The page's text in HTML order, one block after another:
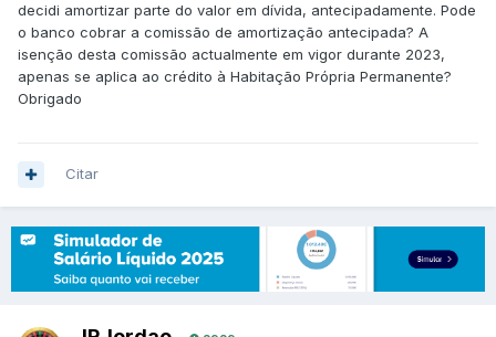
decidi amortizar parte do valor em dívida, antecipadamente. Pode
o banco cobrar a comissão de amortização antecipada? A
isenção desta comissão actualmente em vigor durante 2023,
apenas se aplica ao crédito à Habitação Própria Permanente?
Obrigado
Citar